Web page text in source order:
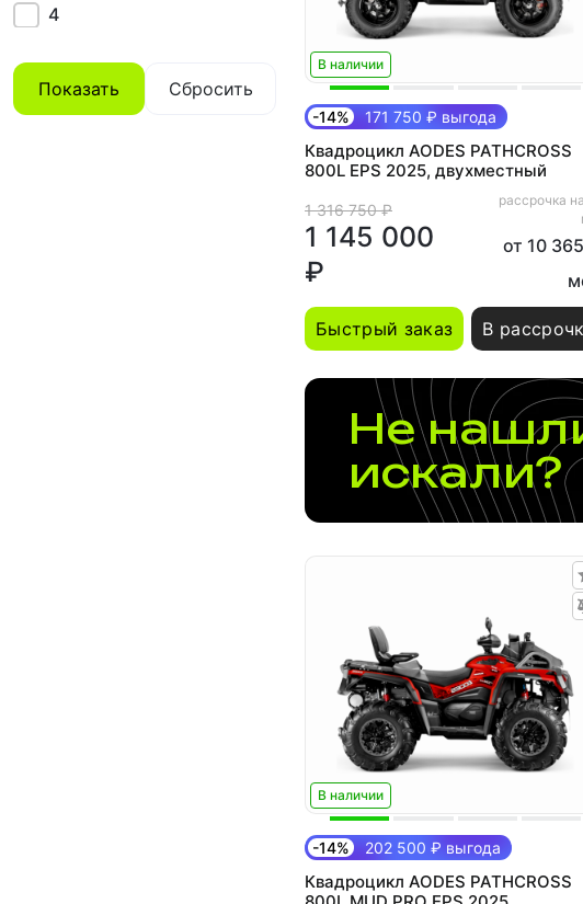
4
Показать Сбросить
В наличии
-14% 171 750 ₽ выгода
Квадроцикл AODES PATHCROSS
800L EPS 2025, двухместный
1 316 750 ₽
1 145 000
₽
рассрочка
от 10
Быстрый заказ В
Не
искали?
В наличии
-14% 202 500 ₽ выгода
Квадроцикл AODES PATHCROSS